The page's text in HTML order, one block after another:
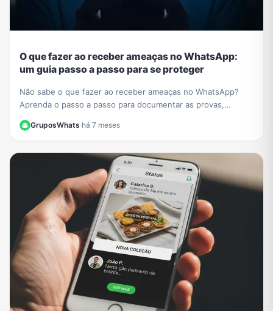
O que fazer ao receber ameaças no WhatsApp:
um guia passo a passo para se proteger
Não sabe o que fazer ao receber ameaças no WhatsApp?
Aprenda o passo a passo para documentar as provas,
GruposWhats·há 7 meses